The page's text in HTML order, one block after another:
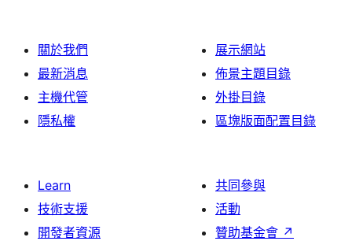
關於我們
最新消息
主機代管
隱私權
展示網站
佈景主題目錄
外掛目錄
區塊版面配置目錄
Learn
技術支援
開發者資源
共同參與
活動
贊助基金會 ↗